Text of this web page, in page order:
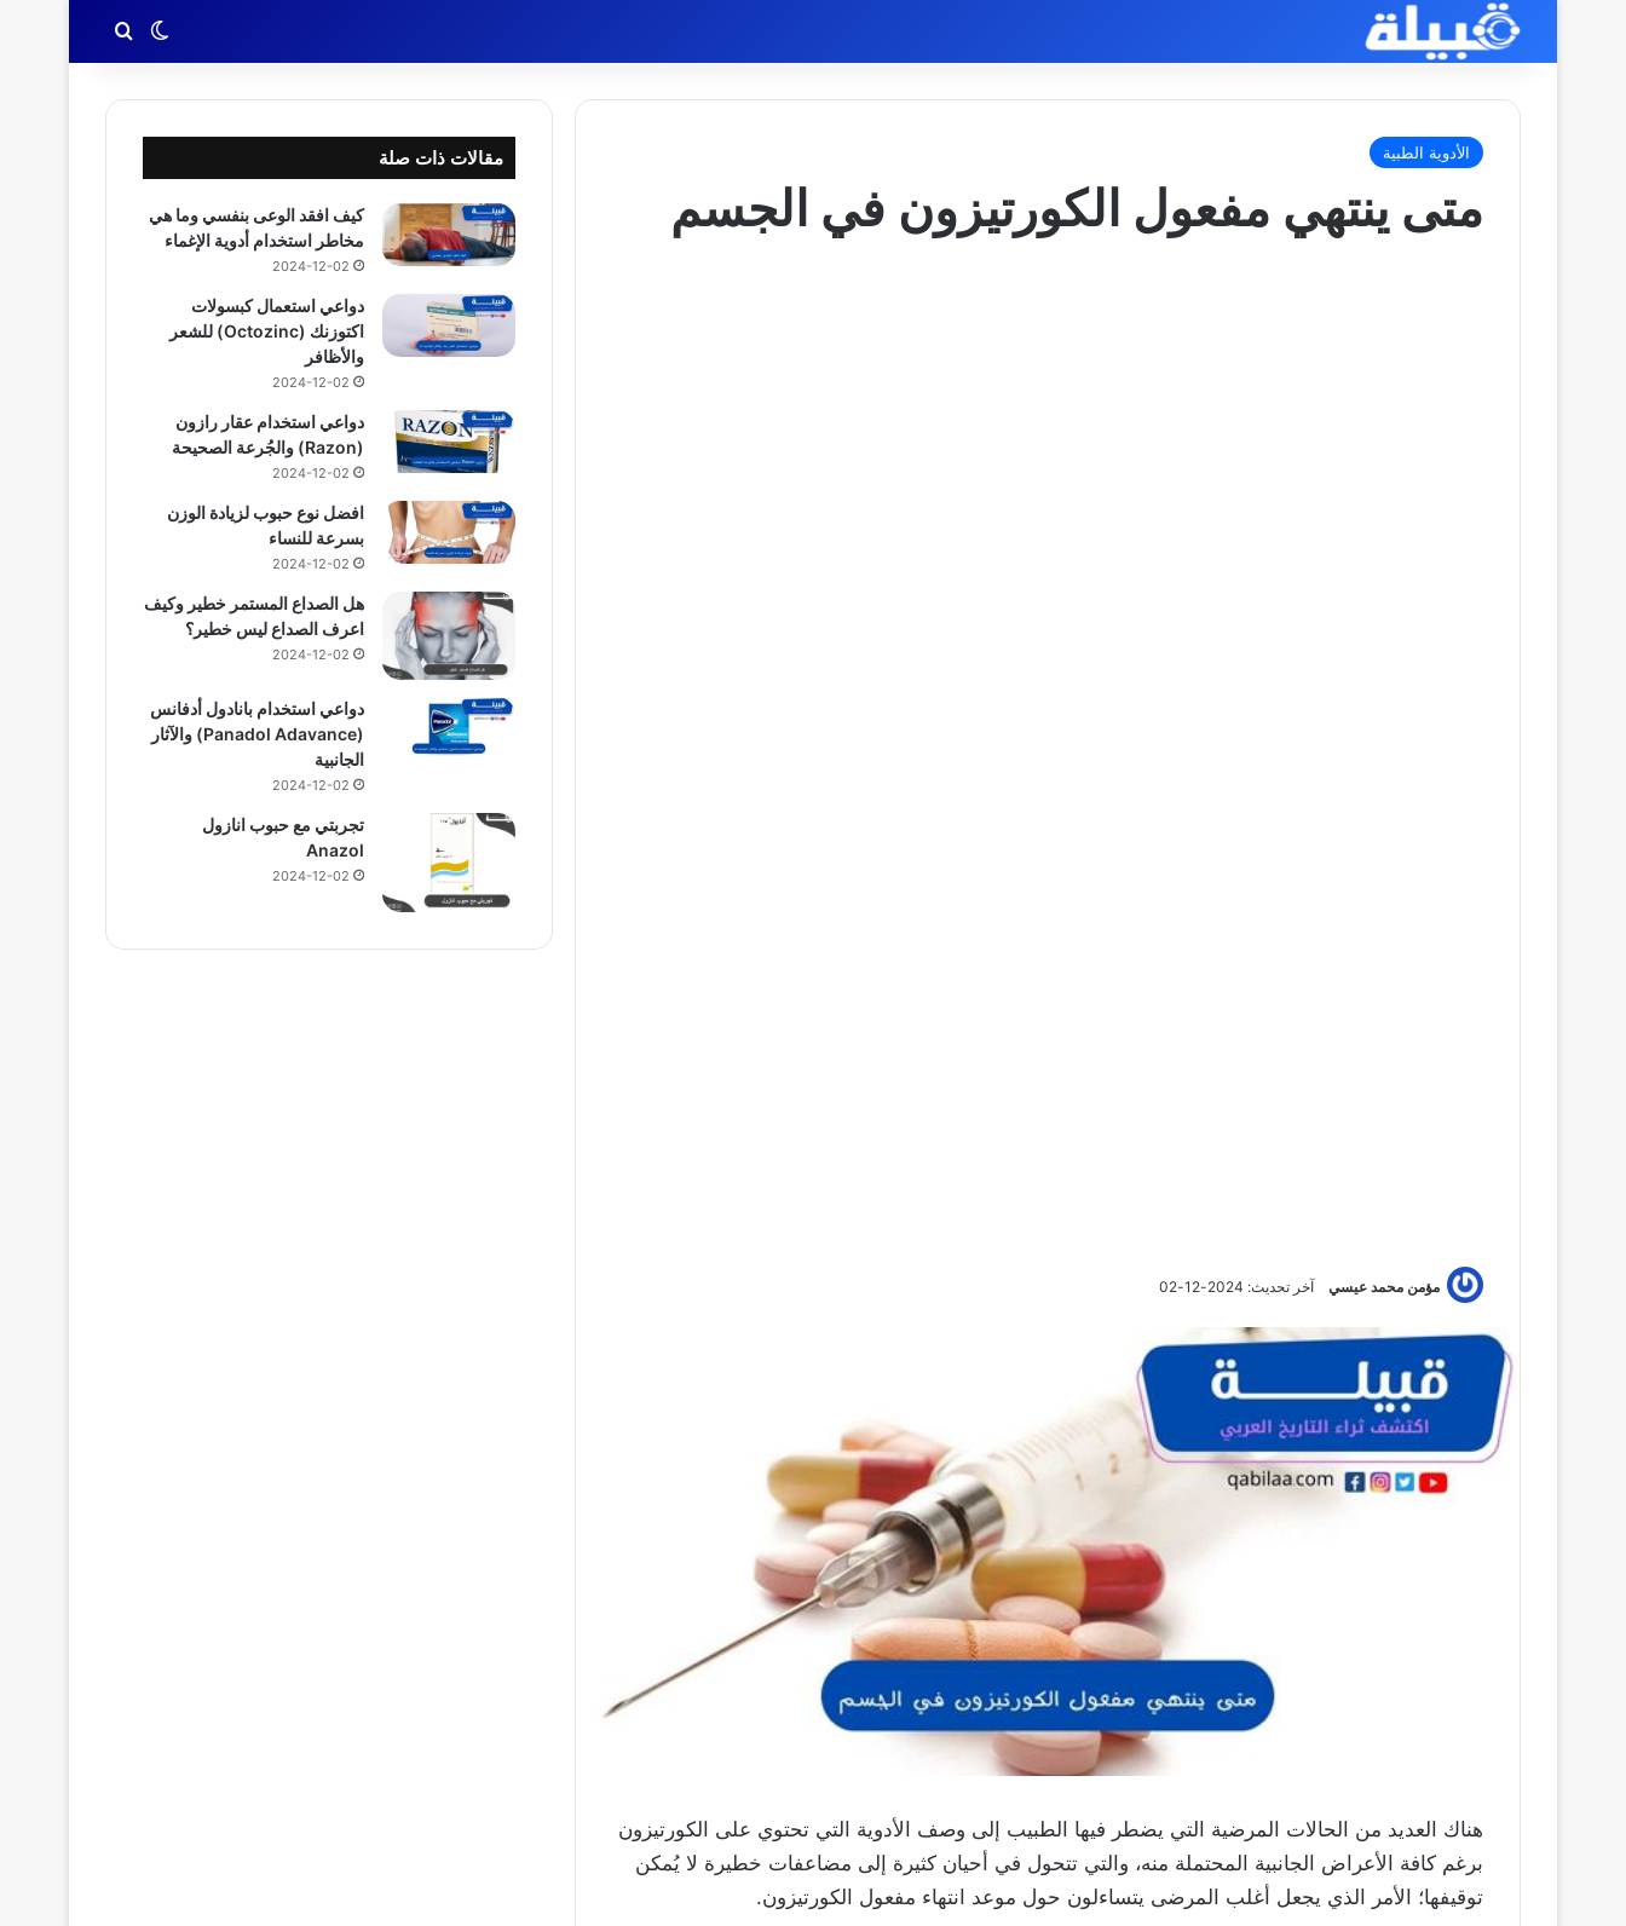
الوضع المظلم
بحث عن
الأدوية الطبية
متى ينتهي مفعول الكورتيزون في الجسم
مؤمن محمد عيسي آخر تحديث: 2024-12-02
هناك العديد من الحالات المرضية التي يضطر فيها الطبيب إلى وصف الأدوية التي تحتوي على الكورتيزون
برغم كافة الأعراض الجانبية المحتملة منه، والتي تتحول في أحيان كثيرة إلى مضاعفات خطيرة لا يُمكن
توقيفها؛ الأمر الذي يجعل أغلب المرضى يتساءلون حول موعد انتهاء مفعول الكورتيزون.
مقالات ذات صلة
كيف افقد الوعى بنفسي وما هي
مخاطر استخدام أدوية الإغماء
2024-12-02
دواعي استعمال كبسولات
اكتوزنك (Octozinc) للشعر
والأظافر
2024-12-02
دواعي استخدام عقار رازون
(Razon) والجُرعة الصحيحة
2024-12-02
افضل نوع حبوب لزيادة الوزن
بسرعة للنساء
2024-12-02
هل الصداع المستمر خطير وكيف
اعرف الصداع ليس خطير؟
2024-12-02
دواعي استخدام بانادول أدفانس
(Panadol Adavance) والآثار
الجانبية
2024-12-02
تجربتي مع حبوب انازول
Anazol
2024-12-02